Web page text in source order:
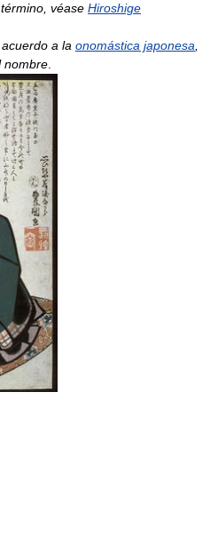
véase Hiroshige
a la onomástica japonesa
nombre